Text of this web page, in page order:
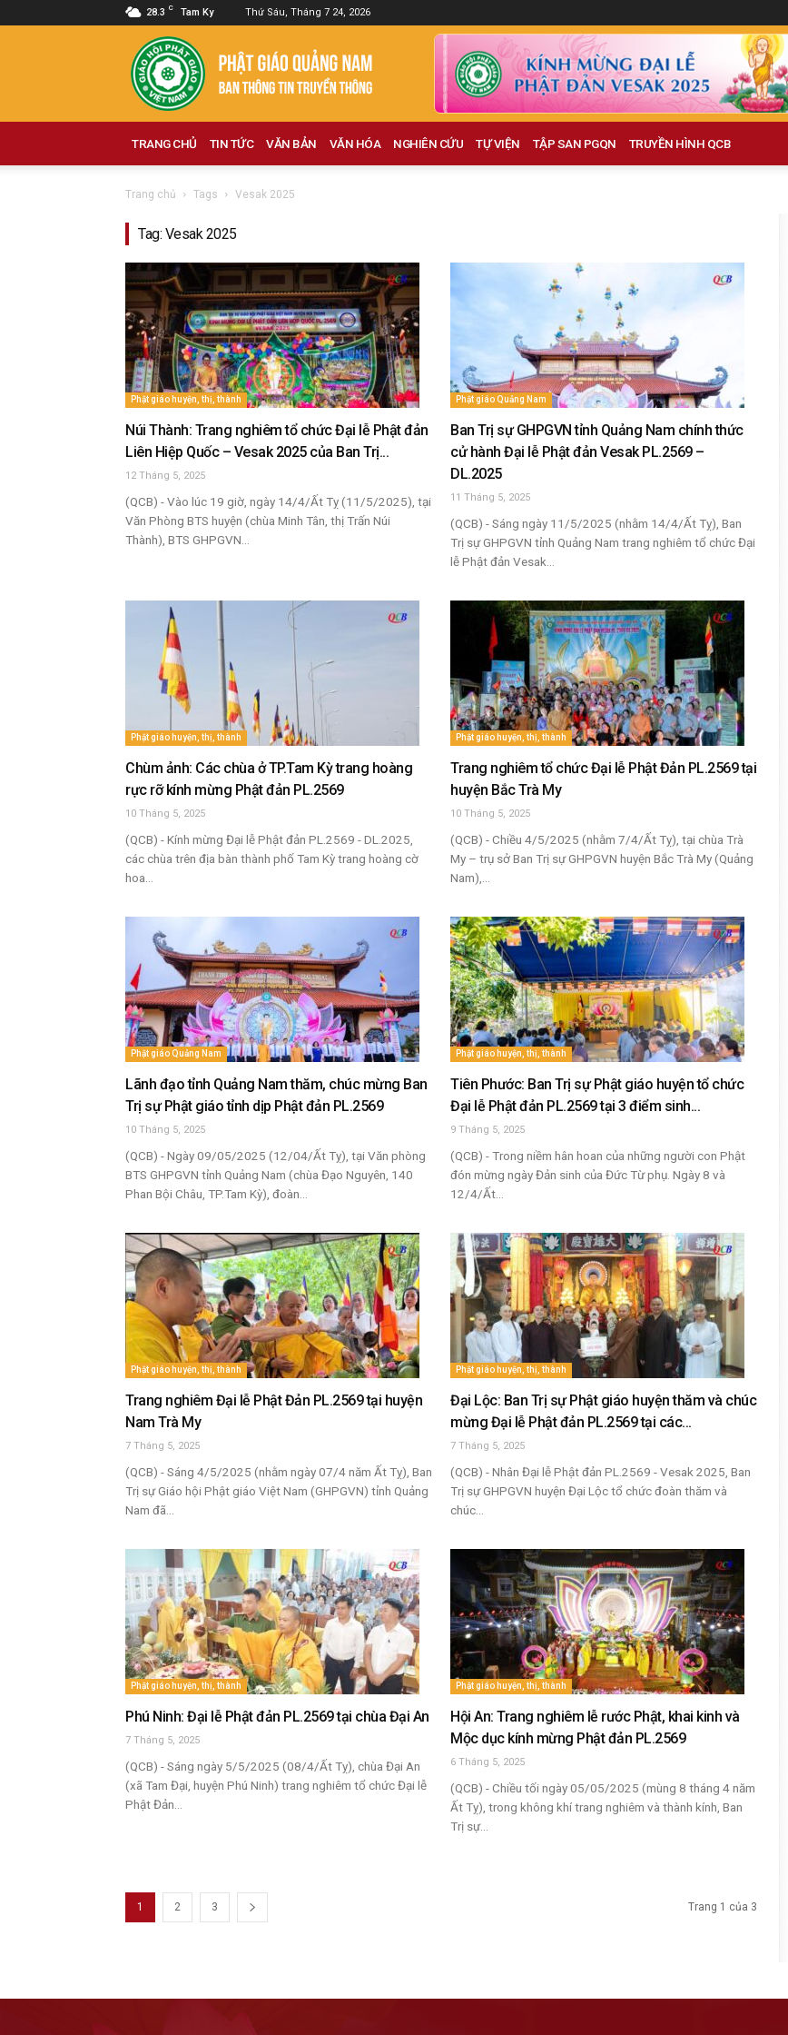
28.3 C Tam Ky Thứ Sáu, Tháng 7 24, 2026
Phật
giáo
Quảng
Nam
TRANG CHỦ TIN TỨC VĂN BẢN VĂN HÓA NGHIÊN CỨU TỰ VIỆN TẬP SAN PGQN TRUYỀN HÌNH QCB
Trang chủ Tags Vesak 2025
Tag: Vesak 2025
Phật giáo huyện, thị, thành
Núi Thành: Trang nghiêm tổ chức Đại lễ Phật đản
Liên Hiệp Quốc – Vesak 2025 của Ban Trị...
12 Tháng 5, 2025
(QCB) - Vào lúc 19 giờ, ngày 14/4/Ất Tỵ (11/5/2025), tại
Văn Phòng BTS huyện (chùa Minh Tân, thị Trấn Núi
Thành), BTS GHPGVN...
Phật giáo Quảng Nam
Ban Trị sự GHPGVN tỉnh Quảng Nam chính thức
cử hành Đại lễ Phật đản Vesak PL.2569 –
DL.2025
11 Tháng 5, 2025
(QCB) - Sáng ngày 11/5/2025 (nhằm 14/4/Ất Tỵ), Ban
Trị sự GHPGVN tỉnh Quảng Nam trang nghiêm tổ chức Đại
lễ Phật đản Vesak...
Phật giáo huyện, thị, thành
Chùm ảnh: Các chùa ở TP.Tam Kỳ trang hoàng
rực rỡ kính mừng Phật đản PL.2569
10 Tháng 5, 2025
(QCB) - Kính mừng Đại lễ Phật đản PL.2569 - DL.2025,
các chùa trên địa bàn thành phố Tam Kỳ trang hoàng cờ
hoa...
Phật giáo huyện, thị, thành
Trang nghiêm tổ chức Đại lễ Phật Đản PL.2569 tại
huyện Bắc Trà My
10 Tháng 5, 2025
(QCB) - Chiều 4/5/2025 (nhằm 7/4/Ất Tỵ), tại chùa Trà
My – trụ sở Ban Trị sự GHPGVN huyện Bắc Trà My (Quảng
Nam),...
Phật giáo Quảng Nam
Lãnh đạo tỉnh Quảng Nam thăm, chúc mừng Ban
Trị sự Phật giáo tỉnh dịp Phật đản PL.2569
10 Tháng 5, 2025
(QCB) - Ngày 09/05/2025 (12/04/Ất Tỵ), tại Văn phòng
BTS GHPGVN tỉnh Quảng Nam (chùa Đạo Nguyên, 140
Phan Bội Châu, TP.Tam Kỳ), đoàn...
Phật giáo huyện, thị, thành
Tiên Phước: Ban Trị sự Phật giáo huyện tổ chức
Đại lễ Phật đản PL.2569 tại 3 điểm sinh...
9 Tháng 5, 2025
(QCB) - Trong niềm hân hoan của những người con Phật
đón mừng ngày Đản sinh của Đức Từ phụ. Ngày 8 và
12/4/Ất...
Phật giáo huyện, thị, thành
Trang nghiêm Đại lễ Phật Đản PL.2569 tại huyện
Nam Trà My
7 Tháng 5, 2025
(QCB) - Sáng 4/5/2025 (nhằm ngày 07/4 năm Ất Tỵ), Ban
Trị sự Giáo hội Phật giáo Việt Nam (GHPGVN) tỉnh Quảng
Nam đã...
Phật giáo huyện, thị, thành
Đại Lộc: Ban Trị sự Phật giáo huyện thăm và chúc
mừng Đại lễ Phật đản PL.2569 tại các...
7 Tháng 5, 2025
(QCB) - Nhân Đại lễ Phật đản PL.2569 - Vesak 2025, Ban
Trị sự GHPGVN huyện Đại Lộc tổ chức đoàn thăm và
chúc...
Phật giáo huyện, thị, thành
Phú Ninh: Đại lễ Phật đản PL.2569 tại chùa Đại An
7 Tháng 5, 2025
(QCB) - Sáng ngày 5/5/2025 (08/4/Ất Tỵ), chùa Đại An
(xã Tam Đại, huyện Phú Ninh) trang nghiêm tổ chức Đại lễ
Phật Đản...
Phật giáo huyện, thị, thành
Hội An: Trang nghiêm lễ rước Phật, khai kinh và
Mộc dục kính mừng Phật đản PL.2569
6 Tháng 5, 2025
(QCB) - Chiều tối ngày 05/05/2025 (mùng 8 tháng 4 năm
Ất Tỵ), trong không khí trang nghiêm và thành kính, Ban
Trị sự...
1 2 3 Trang 1 của 3